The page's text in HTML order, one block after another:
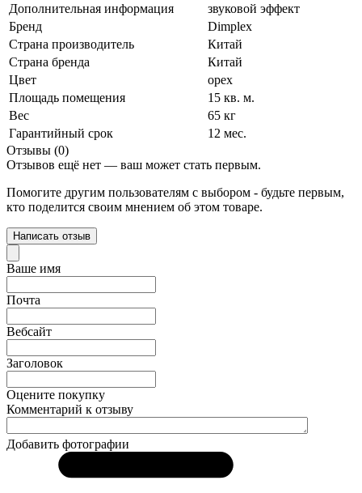
Дополнительная информация
звуковой эффект
Бренд
Dimplex
Страна производитель
Китай
Страна бренда
Китай
Цвет
орех
Площадь помещения
15 кв. м.
Вес
65 кг
Гарантийный срок
12 мес.
Отзывы (0)
Отзывов ещё нет — ваш может стать первым.
Помогите другим пользователям с выбором - будьте первым,
кто поделится своим мнением об этом товаре.
Написать отзыв
Ваше имя
Почта
Вебсайт
Заголовок
Оцените покупку
Комментарий к отзыву
Добавить фотографии